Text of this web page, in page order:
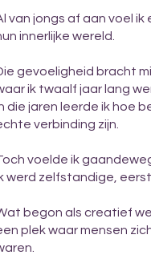
van jongs af aan voel
innerlijke wereld.
gevoeligheid bracht
ik twaalf jaar lang
die jaren leerde ik hoe
verbinding zijn.
voelde ik
werd zelfstandige,
begon als creatief
plek waar mensen